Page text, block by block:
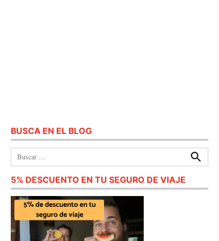
BUSCA EN EL BLOG
Buscar:
Buscar
5% DESCUENTO EN TU SEGURO DE VIAJE